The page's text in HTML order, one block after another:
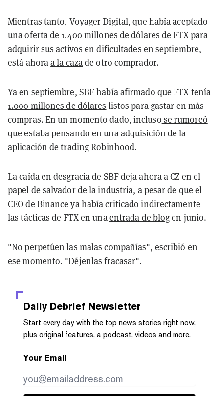
Mientras tanto, Voyager Digital, que había aceptado
una oferta de 1.400 millones de dólares de FTX para
adquirir sus activos en dificultades en septiembre,
está ahoraa la cazade otro comprador.
Ya en septiembre, SBF había afirmado queFTX tenía
1.000 millones de dólares listos para gastar en más
compras. En un momento dado, incluso se rumoreó
que estaba pensando en una adquisición de la
aplicación de trading Robinhood.
La caída en desgracia de SBF deja ahora a CZ en el
papel de salvador de la industria, a pesar de que el
CEO de Binance ya había criticado indirectamente
las tácticas de FTX en unaentrada de blogen junio.
"No perpetúen las malas compañías", escribió en
ese momento. "Déjenlas fracasar".
Daily Debrief Newsletter
Start every day with the top news stories right now,
plus original features, a podcast, videos and more.
Your Email